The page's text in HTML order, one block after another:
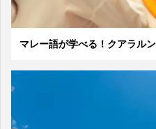
マレー語が学べる！クアラル